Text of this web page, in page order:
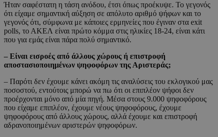
Ήταν σαφέστατη η τάση ανόδου, έτσι όπως προέκυψε. Το γεγονός
ότι είχαμε σημαντική αύξηση σε απόλυτο αριθμό ψήφων και το
γεγονός ότι, σύμφωνα με κάποιες ερμηνείες που έγιναν στα exit
polls, το ΑΚΕΛ είναι πρώτο κόμμα στις ηλικίες 18-24, είναι κάτι
που για εμάς είναι πάρα πολύ σημαντικό.
– Είναι εισροές από άλλους χώρους ή επιστροφή
αποστασιοποιημένων ψηφοφόρων της Αριστεράς;
– Παρότι δεν έχουμε κάνει ακόμη τις αναλύσεις του εκλογικού μας
ποσοστού, εντούτοις μπορώ να πω ότι οι επιπλέον ψήφοι δεν
προέρχονται μόνο από μία πηγή. Μέσα στους 9.000 ψηφοφόρους
που είχαμε επιπλέον, έχουμε νέους ψηφοφόρους, έχουμε
ψηφοφόρους από άλλους χώρους, αλλά έχουμε και επιστροφή
αδρανοποιημένων αριστερών ψηφοφόρων.